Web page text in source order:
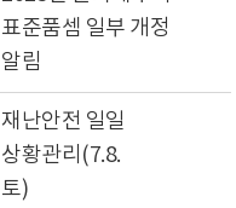
표준품셈 일부 개정
알림
재난안전 일일
상황관리(7.8.
토)